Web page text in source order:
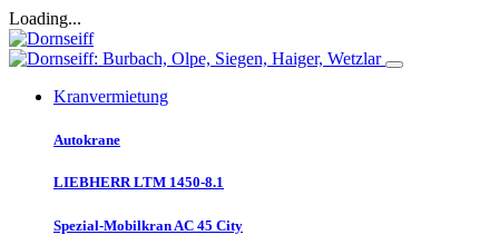
Loading...
Kranvermietung
Autokrane
LIEBHERR LTM 1450-8.1
Spezial-Mobilkran AC 45 City